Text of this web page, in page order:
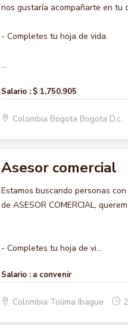
nos gustaría acompañarte en tu
- Completes tu hoja de vida.
...
Salario : $ 1.750.905
Colombia Bogota Bogota D.c.
Asesor comercial
Estamos buscando personas
de ASESOR COMERCIAL,
- Completes tu hoja de vi...
Salario : a convenir
Colombia Tolima Ibague